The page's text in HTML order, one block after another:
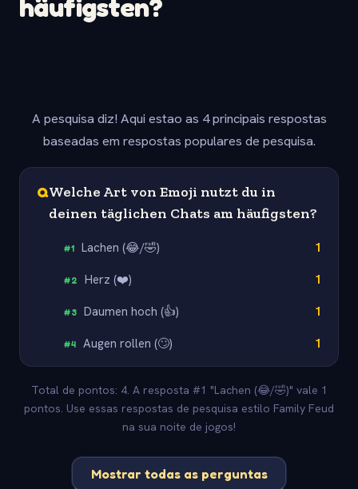
häufigsten?
A pesquisa diz! Aqui estao as 4 principais respostas
baseadas em respostas populares de pesquisa.
QWelche Art von Emoji nutzt du in
deinen täglichen Chats am häufigsten?
#1 Lachen (😂/🤣) 1
#2 Herz (❤️) 1
#3 Daumen hoch (👍) 1
#4 Augen rollen (🙄) 1
Total de pontos: 4. A resposta #1 "Lachen (😂/🤣)" vale 1
pontos. Use essas respostas de pesquisa estilo Family Feud
na sua noite de jogos!
Mostrar todas as perguntas